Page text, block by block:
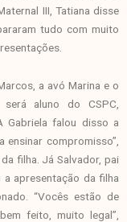
III, Tatiana disse
tudo com muito
a avó Marina e o
aluno do CSPC,
Gabriela falou disso a
ensinar compromisso”,
filha. Já Salvador, pai
apresentação da filha
“Vocês estão de
feito, muito legal”,